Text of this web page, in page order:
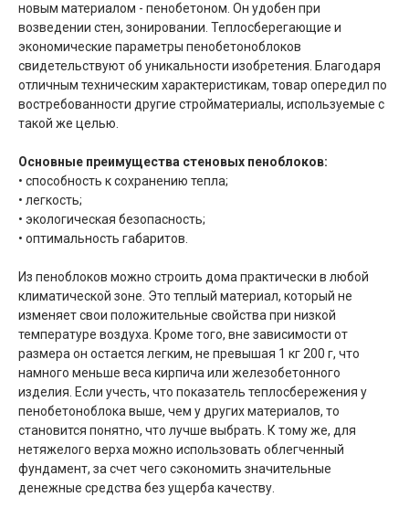
новым материалом - пенобетоном. Он удобен при
возведении стен, зонировании. Теплосберегающие и
экономические параметры пенобетоноблоков
свидетельствуют об уникальности изобретения. Благодаря
отличным техническим характеристикам, товар опередил по
востребованности другие стройматериалы, используемые с
такой же целью.
Основные преимущества стеновых пеноблоков:
• способность к сохранению тепла;
• легкость;
• экологическая безопасность;
• оптимальность габаритов.
Из пеноблоков можно строить дома практически в любой
климатической зоне. Это теплый материал, который не
изменяет свои положительные свойства при низкой
температуре воздуха. Кроме того, вне зависимости от
размера он остается легким, не превышая 1 кг 200 г, что
намного меньше веса кирпича или железобетонного
изделия. Если учесть, что показатель теплосбережения у
пенобетоноблока выше, чем у других материалов, то
становится понятно, что лучше выбрать. К тому же, для
нетяжелого верха можно использовать облегченный
фундамент, за счет чего сэкономить значительные
денежные средства без ущерба качеству.